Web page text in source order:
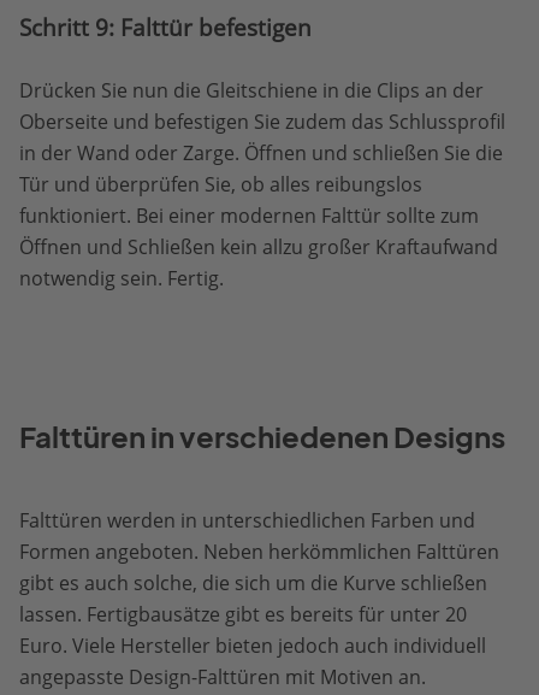
Schritt 9: Falttür befestigen
Drücken Sie nun die Gleitschiene in die Clips an der
Oberseite und befestigen Sie zudem das Schlussprofil
in der Wand oder Zarge. Öffnen und schließen Sie die
Tür und überprüfen Sie, ob alles reibungslos
funktioniert. Bei einer modernen Falttür sollte zum
Öffnen und Schließen kein allzu großer Kraftaufwand
notwendig sein. Fertig.
Falttüren in verschiedenen Designs
Falttüren werden in unterschiedlichen Farben und
Formen angeboten. Neben herkömmlichen Falttüren
gibt es auch solche, die sich um die Kurve schließen
lassen. Fertigbausätze gibt es bereits für unter 20
Euro. Viele Hersteller bieten jedoch auch individuell
angepasste Design-Falttüren mit Motiven an.